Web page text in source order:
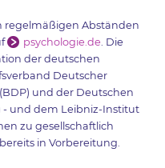
regelmäßigen Abständen
psychologie.de . Die
der deutschen
Deutscher
und der Deutschen
- und dem Leibniz-Institut
zu gesellschaftlich
in Vorbereitung.